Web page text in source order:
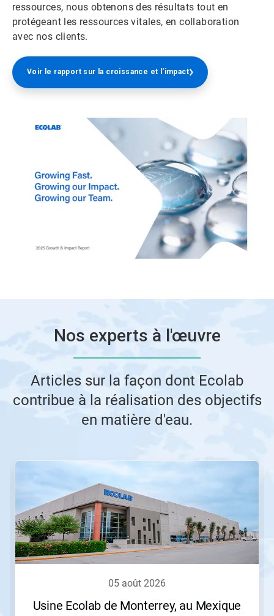
ressources, nous obtenons des résultats tout en
protégeant les ressources vitales, en collaboration
avec nos clients.
Voir le rapport sur la croissance et l'impact
Nos experts à l'œuvre
Articles sur la façon dont Ecolab
contribue à la réalisation des objectifs
en matière d'eau.
Ceci
Utilisez
les
boutons
Suivant
et
Précédent
sautez
05 août 2026
Usine Ecolab de Monterrey, au Mexique